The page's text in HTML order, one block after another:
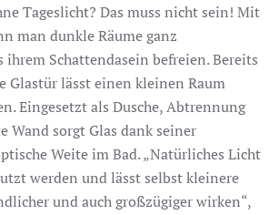
Tageslicht? Das muss nicht sein! Mit
man dunkle Räume ganz
Schattendasein befreien. Bereits
Glastür lässt einen kleinen Raum
Eingesetzt als Dusche, Abtrennung
Wand sorgt Glas dank seiner
Weite im Bad. „Natürliches Licht
werden und lässt selbst kleinere
und auch großzügiger wirken“,